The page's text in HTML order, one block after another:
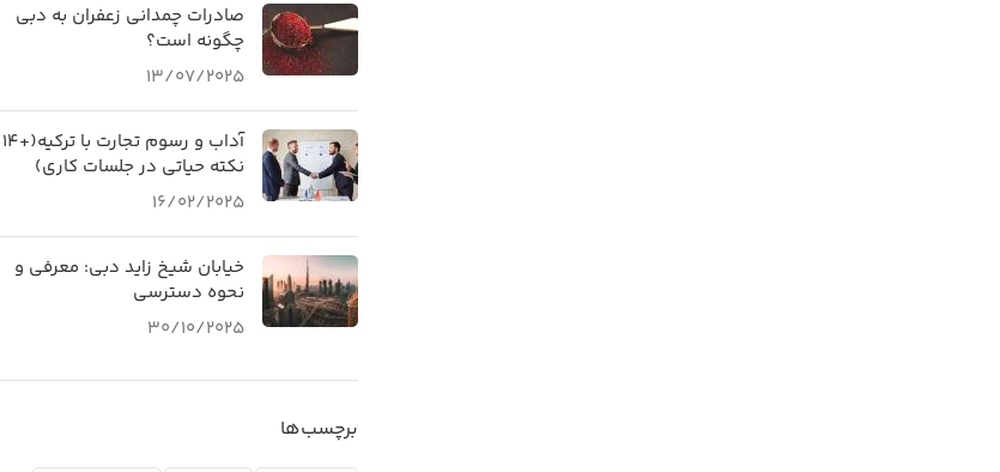
صادرات چمدانی زعفران به دبی
چگونه است؟
13/07/2025
آداب و رسوم تجارت با ترکیه(+۱۴
نکته حیاتی در جلسات کاری)
16/02/2025
خیابان شیخ زاید دبی: معرفی و
نحوه دسترسی
30/10/2025
برچسب‌ها